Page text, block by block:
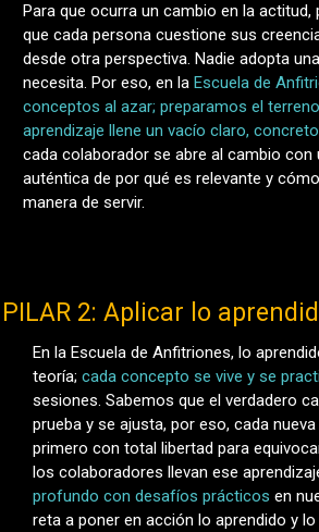
Para que ocurra un cambio en la
que cada persona cuestione sus
desde otra perspectiva. Nadie adopta
necesita. Por eso, en la Escuela de
conceptos al azar; preparamos el
aprendizaje llene un vacío claro,
cada colaborador se abre al cambio con
auténtica de por qué es relevante y
manera de servir.
PILAR 2: Aplicar lo
En la Escuela de Anfitriones, lo
teoría; cada concepto se vive y se
sesiones. Sabemos que el verdadero
prueba y se ajusta, por eso, cada
primero con total libertad para
los colaboradores llevan ese
profundo con desafíos prácticos en
reta a poner en acción lo aprendido y